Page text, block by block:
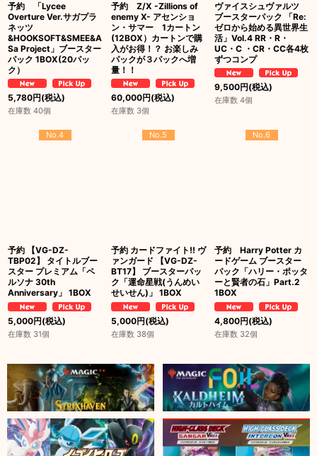
予約 「Lycee
Overture Ver.サガプラ
ネッツ
&HOOKSOFT&SMEE&A
Sa Project」ブースター
パック 1BOX(20パッ
ク）
5,780円(税込)
在庫数 40個
予約 Z/X -Zillions of
enemy X- アセンショ
ン・サマー 1カートン
(12BOX）カートンで購
入がお得！？ お楽しみ
パックが３パックへ増
量！！
60,000円(税込)
在庫数 3個
ヴァイスシュヴァルツ
ブースターパック 「Re:
ゼロから始める異世界生
活」Vol.4 RR・R・
UC・C ・CR・CC各4枚
ずつコンプ
9,500円(税込)
在庫数 4個
No.4
予約 【VG-DZ-
TBP02】 タイトルブー
スター プレミアム「ペ
ルソナ 30th
Anniversary」 1BOX
5,000円(税込)
在庫数 31個
No.5
予約 カードファイト!! ヴ
ァンガード 【VG-DZ-
BT17】 ブースターパッ
ク「運命星戦(うんめい
せいせん)」 1BOX
5,000円(税込)
在庫数 38個
No.6
予約 Harry Potter カ
ードゲーム ブースター
パック「ハリー・ポッタ
ーと賢者の石」Part.2
1BOX
4,800円(税込)
在庫数 32個